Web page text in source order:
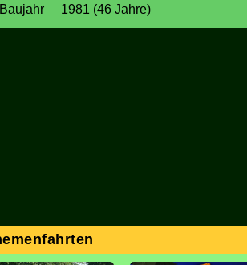
Baujahr
1981 (46 Jahre)